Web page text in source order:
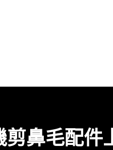
鼻毛配件